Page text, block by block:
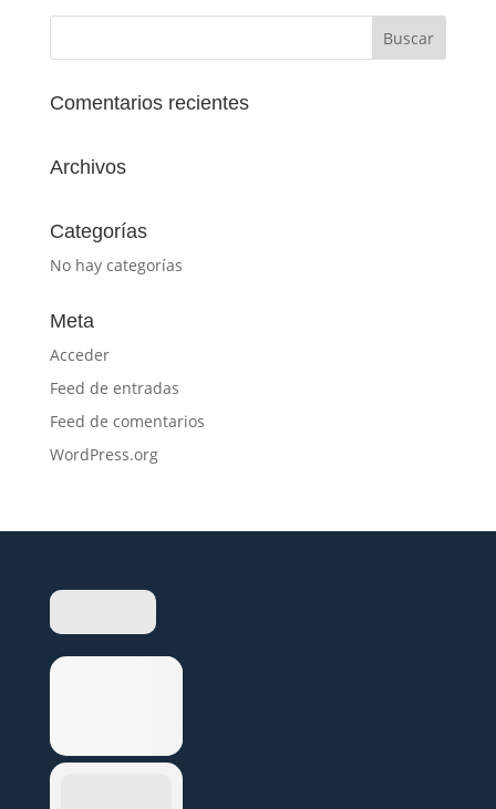
Comentarios recientes
Archivos
Categorías
No hay categorías
Meta
Acceder
Feed de entradas
Feed de comentarios
WordPress.org